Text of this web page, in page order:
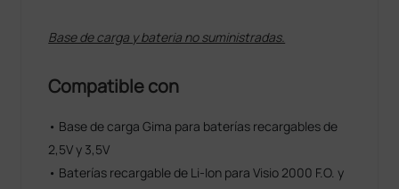
Base de carga y bateria no suministradas.
Compatible con
• Base de carga Gima para baterías recargables de
2,5V y 3,5V
• Baterías recargable de Li-Ion para Visio 2000 F.O. y